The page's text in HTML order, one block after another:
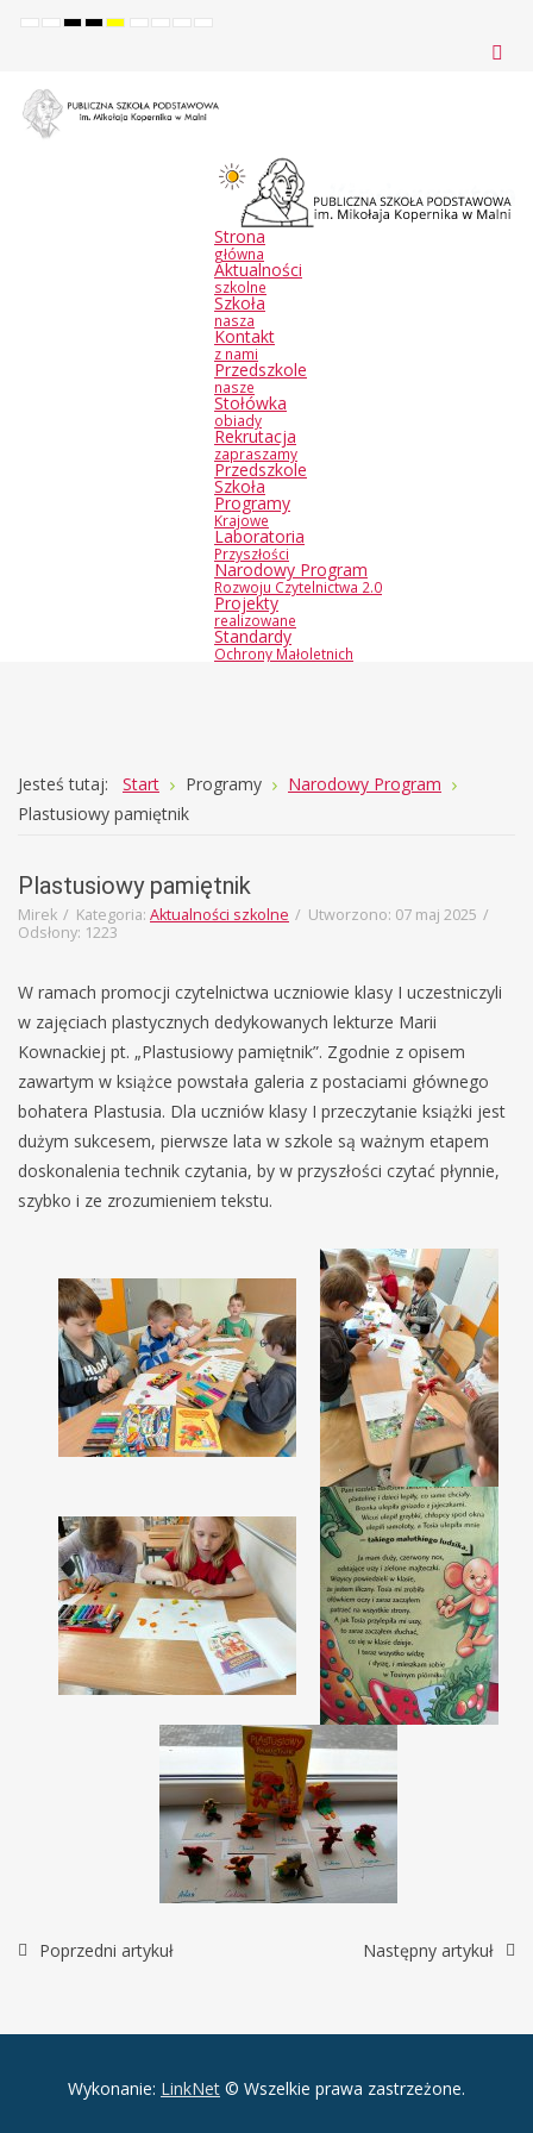
Default
NightHighHighHighSetSetMake
Set
Strona
główna
Aktualności
szkolne
Szkoła
nasza
Kontakt
z nami
Przedszkole
nasze
Stołówka
obiady
Rekrutacja
zapraszamy
Przedszkole
Szkoła
Programy
Krajowe
Laboratoria
Przyszłości
Narodowy Program
Rozwoju Czytelnictwa 2.0
Projekty
realizowane
Standardy
Ochrony Małoletnich
Jesteś tutaj: Start Programy
Narodowy Program
Plastusiowy pamiętnik
Plastusiowy pamiętnik
Mirek Kategoria: Aktualności szkolne
Utworzono: 07 maj 2025
Odsłony: 1223
W ramach promocji czytelnictwa uczniowie klasy I uczestniczyli
w zajęciach plastycznych dedykowanych lekturze Marii
Kownackiej pt. „Plastusiowy pamiętnik”. Zgodnie z opisem
zawartym w książce powstała galeria z postaciami głównego
bohatera Plastusia. Dla uczniów klasy I przeczytanie książki jest
dużym sukcesem, pierwsze lata w szkole są ważnym etapem
doskonalenia technik czytania, by w przyszłości czytać płynnie,
szybko i ze zrozumieniem tekstu.
Poprzedni artykuł Następny artykuł
Wykonanie: LinkNet © Wszelkie prawa zastrzeżone.